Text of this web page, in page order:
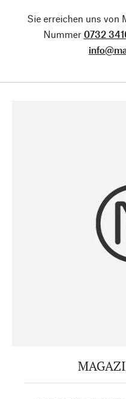
Sie erreichen uns von
Nummer 0732